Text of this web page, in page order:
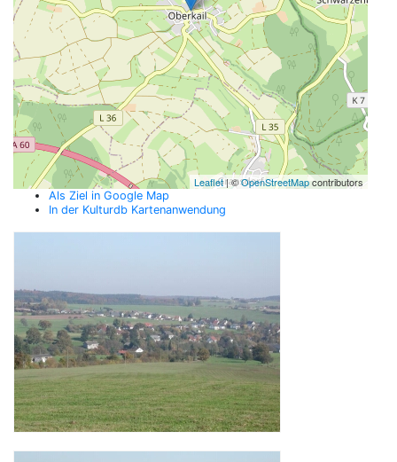
Leaflet| ©OpenStreetMapcontributors
Als Ziel in Google Map
In der Kulturdb Kartenanwendung